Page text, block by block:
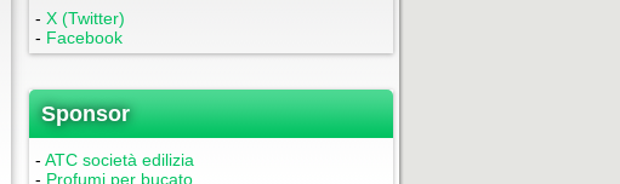
- X (Twitter)
- Facebook
Sponsor
- ATC società edilizia
- Profumi per bucato